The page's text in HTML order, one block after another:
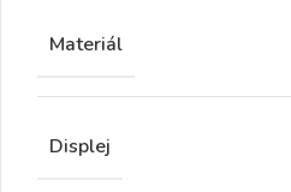
Materiál
Displej